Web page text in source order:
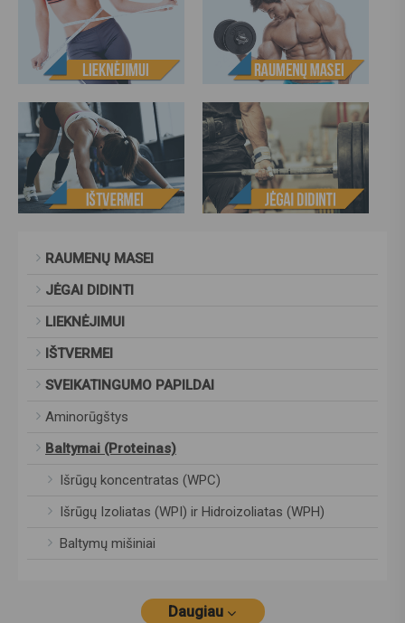
RAUMENŲ MASEI
JĖGAI DIDINTI
LIEKNĖJIMUI
IŠTVERMEI
SVEIKATINGUMO PAPILDAI
Aminorūgštys
Baltymai (Proteinas)
Išrūgų koncentratas (WPC)
Išrūgų Izoliatas (WPI) ir Hidroizoliatas (WPH)
Baltymų mišiniai
Daugiau